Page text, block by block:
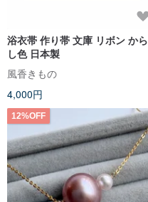
浴衣帯 作り帯 文庫 リボン から
し色 日本製
風香きもの
4,000円
12%OFF